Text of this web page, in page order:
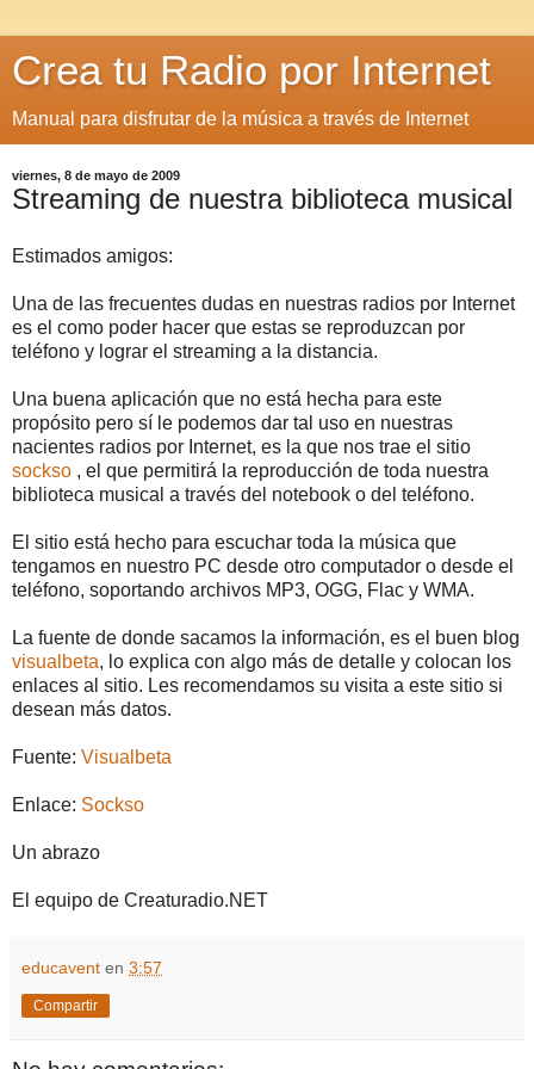
Crea tu Radio por Internet
Manual para disfrutar de la música a través de Internet
viernes, 8 de mayo de 2009
Streaming de nuestra biblioteca musical
Estimados amigos:
Una de las frecuentes dudas en nuestras radios por Internet
es el como poder hacer que estas se reproduzcan por
teléfono y lograr el streaming a la distancia.
Una buena aplicación que no está hecha para este
propósito pero sí le podemos dar tal uso en nuestras
nacientes radios por Internet, es la que nos trae el sitio
sockso , el que permitirá la reproducción de toda nuestra
biblioteca musical a través del notebook o del teléfono.
El sitio está hecho para escuchar toda la música que
tengamos en nuestro PC desde otro computador o desde el
teléfono, soportando archivos MP3, OGG, Flac y WMA.
La fuente de donde sacamos la información, es el buen blog
visualbeta, lo explica con algo más de detalle y colocan los
enlaces al sitio. Les recomendamos su visita a este sitio si
desean más datos.
Fuente: Visualbeta
Enlace: Sockso
Un abrazo
El equipo de Creaturadio.NET
educavent en 3:57
Compartir